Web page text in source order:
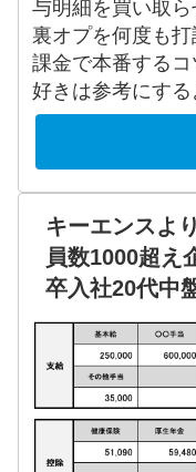
与明細を買い取
裏オプを何度も
課金で本番する
好きは参考にする
キーエンスよ
員数1000超え
卒入社20代中